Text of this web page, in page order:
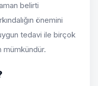
belirti
önemini
tedavi ile birçok
mümkündür.